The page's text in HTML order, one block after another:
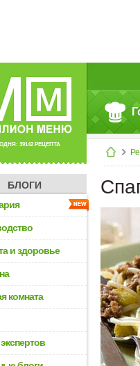
39142 РЕЦЕПТА
БЛОГИ
и здоровье
комната